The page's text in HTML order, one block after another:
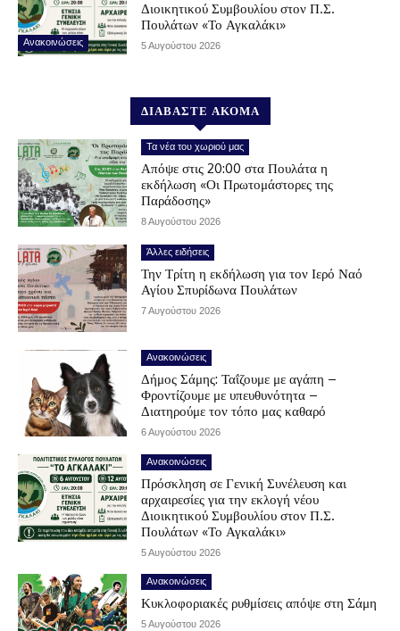
Ανακοινώσεις
Διοικητικού Συμβουλίου στον Π.Σ.
Πουλάτων «Το Αγκαλάκι»
5 Αυγούστου 2026
ΔΙΑΒΑΣΤΕ ΑΚΟΜΑ
Τα νέα του χωριού μας
Απόψε στις 20:00 στα Πουλάτα η
εκδήλωση «Οι Πρωτομάστορες της
Παράδοσης»
8 Αυγούστου 2026
Άλλες ειδήσεις
Την Τρίτη η εκδήλωση για τον Ιερό Ναό
Αγίου Σπυρίδωνα Πουλάτων
7 Αυγούστου 2026
Ανακοινώσεις
Δήμος Σάμης: Ταΐζουμε με αγάπη –
Φροντίζουμε με υπευθυνότητα –
Διατηρούμε τον τόπο μας καθαρό
6 Αυγούστου 2026
Ανακοινώσεις
Πρόσκληση σε Γενική Συνέλευση και
αρχαιρεσίες για την εκλογή νέου
Διοικητικού Συμβουλίου στον Π.Σ.
Πουλάτων «Το Αγκαλάκι»
5 Αυγούστου 2026
Ανακοινώσεις
Κυκλοφοριακές ρυθμίσεις απόψε στη Σάμη
5 Αυγούστου 2026